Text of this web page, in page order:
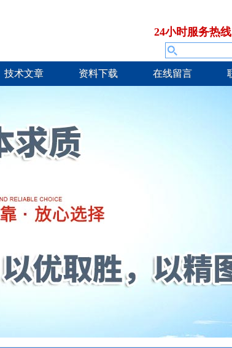
24小时服务热
技术文章 资料下载 在线留言